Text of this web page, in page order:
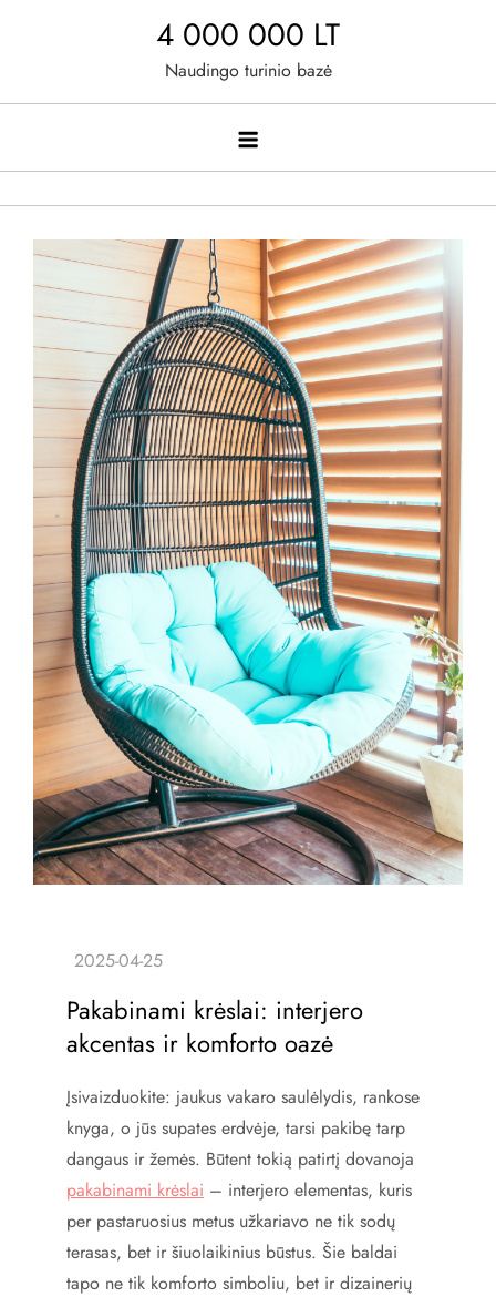
4 000 000 LT
Naudingo turinio bazė
Pakabinami krėslai: interjero
akcentas ir komforto oazė
Įsivaizduokite: jaukus vakaro saulėlydis, rankose
knyga, o jūs supates erdvėje, tarsi pakibę tarp
dangaus ir žemės. Būtent tokią patirtį dovanoja
pakabinami krėslai – interjero elementas, kuris
per pastaruosius metus užkariavo ne tik sodų
terasas, bet ir šiuolaikinius būstus. Šie baldai
tapo ne tik komforto simboliu, bet ir dizainerių